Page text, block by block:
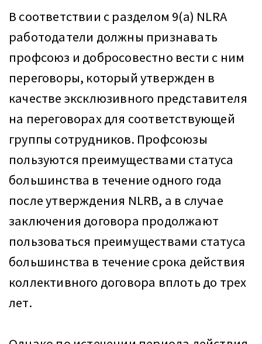
В соответствии с разделом 9(a) NLRA
работодатели должны признавать
профсоюз и добросовестно вести с ним
переговоры, который утвержден в
качестве эксклюзивного представителя
на переговорах для соответствующей
группы сотрудников. Профсоюзы
пользуются преимуществами статуса
большинства в течение одного года
после утверждения NLRB, а в случае
заключения договора продолжают
пользоваться преимуществами статуса
большинства в течение срока действия
коллективного договора вплоть до трех
лет.